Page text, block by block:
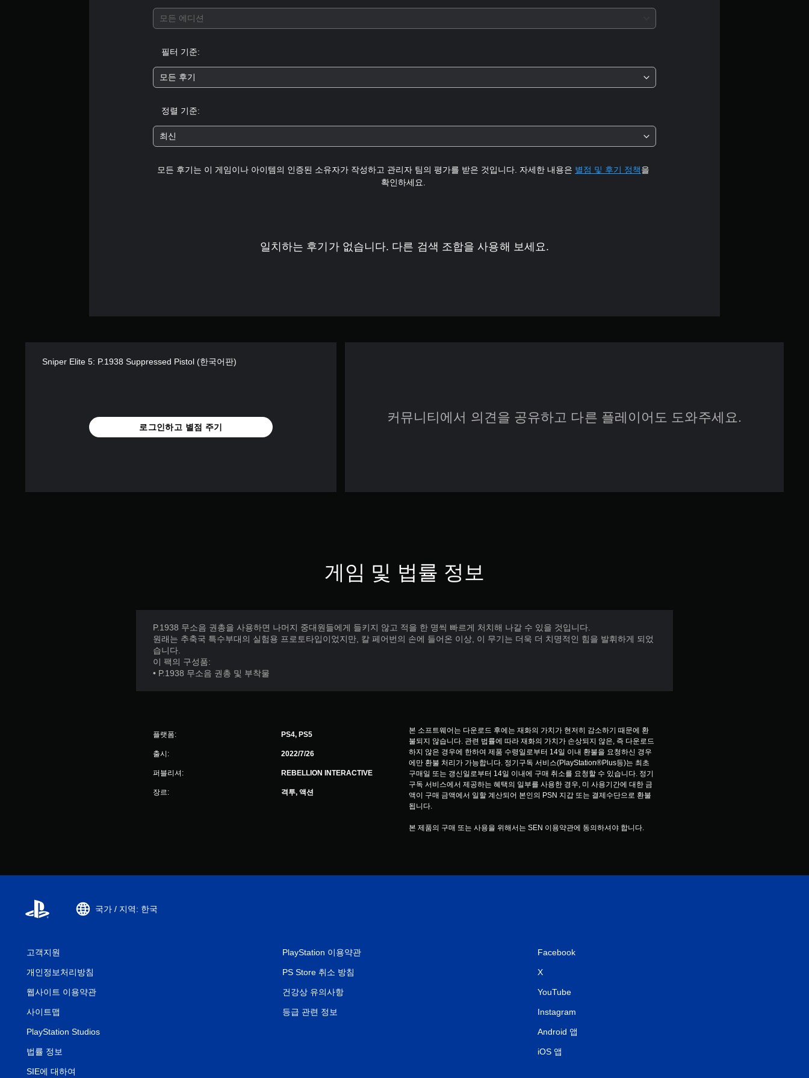
모든 에디션
필터 기준:
모든 후기
정렬 기준:
최신
모든 후기는 이 게임이나 아이템의 인증된 소유자가 작성하고 관리자 팀의 평가를 받은 것입니다. 자세한 내용은 별점 및 후기 정책을
확인하세요.
일치하는 후기가 없습니다. 다른 검색 조합을 사용해 보세요.
Sniper Elite 5: P.1938 Suppressed Pistol (한국어판)
로그인하고 별점 주기
커뮤니티에서 의견을 공유하고 다른 플레이어도 도와주세요.
게임 및 법률 정보
P.1938 무소음 권총을 사용하면 나머지 중대원들에게 들키지 않고 적을 한 명씩 빠르게 처치해 나갈 수 있을 것입니다.
원래는 추축국 특수부대의 실험용 프로토타입이었지만, 칼 페어번의 손에 들어온 이상, 이 무기는 더욱 더 치명적인 힘을 발휘하게 되었
습니다.
이 팩의 구성품:
• P.1938 무소음 권총 및 부착물
플랫폼: PS4, PS5
출시: 2022/7/26
퍼블리셔: REBELLION INTERACTIVE
장르: 격투, 액션
본 소프트웨어는 다운로드 후에는 재화의 가치가 현저히 감소하기 때문에 환
불되지 않습니다. 관련 법률에 따라 재화의 가치가 손상되지 않은, 즉 다운로드
하지 않은 경우에 한하여 제품 수령일로부터 14일 이내 환불을 요청하신 경우
에만 환불 처리가 가능합니다. 정기구독 서비스(PlayStation®Plus등)는 최초
구매일 또는 갱신일로부터 14일 이내에 구매 취소를 요청할 수 있습니다. 정기
구독 서비스에서 제공하는 혜택의 일부를 사용한 경우, 미 사용기간에 대한 금
액이 구매 금액에서 일할 계산되어 본인의 PSN 지갑 또는 결제수단으로 환불
됩니다.
본 제품의 구매 또는 사용을 위해서는 SEN 이용약관에 동의하셔야 합니다.
국가 / 지역: 한국
고객지원
개인정보처리방침
웹사이트 이용약관
사이트맵
PlayStation Studios
법률 정보
SIE에 대하여
PlayStation 이용약관
PS Store 취소 방침
건강상 유의사항
등급 관련 정보
Facebook
X
YouTube
Instagram
Android 앱
iOS 앱